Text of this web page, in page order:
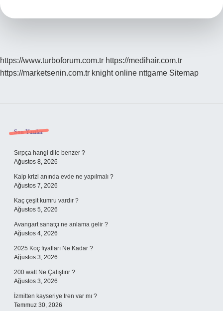
https://www.turboforum.com.tr https://medihair.com.tr
https://marketsenin.com.tr knight online nttgame Sitemap
Sidebar
Son Yazılar
Sırpça hangi dile benzer ?
Ağustos 8, 2026
Kalp krizi anında evde ne yapılmalı ?
Ağustos 7, 2026
Kaç çeşit kumru vardır ?
Ağustos 5, 2026
Avangart sanatçı ne anlama gelir ?
Ağustos 4, 2026
2025 Koç fiyatları Ne Kadar ?
Ağustos 3, 2026
200 watt Ne Çalıştırır ?
Ağustos 3, 2026
İzmitten kayseriye tren var mı ?
Temmuz 30, 2026